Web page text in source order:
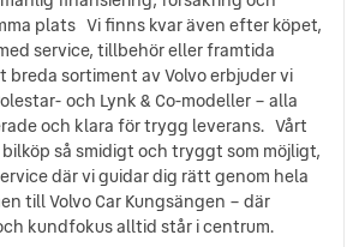
control
förarstol
plats Vi finns kvar även efter köpet,
service, tillbehör eller framtida
sortiment av Volvo erbjuder vi
och Lynk & Co-modeller – alla
och klara för trygg leverans. Vårt
så smidigt och tryggt som möjligt,
där vi guidar dig rätt genom hela
till Volvo Car Kungsängen – där
kundfokus alltid står i centrum.